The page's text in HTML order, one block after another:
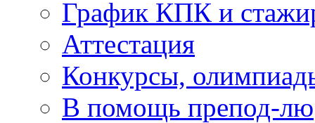
График КПК и
Аттестация
Конкурсы,
В помощь препод-лю